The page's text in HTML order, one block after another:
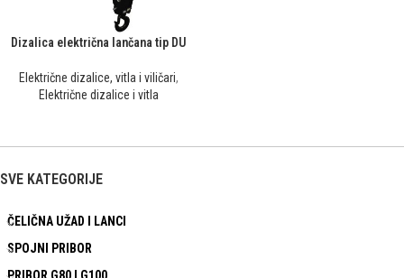
Dizalica električna lančana tip DU
Električne dizalice, vitla i viličari,
Električne dizalice i vitla
SVE KATEGORIJE
ČELIČNA UŽAD I LANCI
SPOJNI PRIBOR